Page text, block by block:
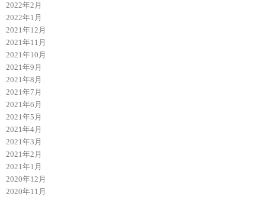
2022年2月
2022年1月
2021年12月
2021年11月
2021年10月
2021年9月
2021年8月
2021年7月
2021年6月
2021年5月
2021年4月
2021年3月
2021年2月
2021年1月
2020年12月
2020年11月